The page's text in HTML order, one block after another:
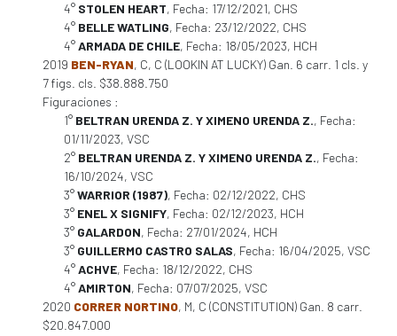
4° STOLEN HEART, Fecha: 17/12/2021, CHS
4° BELLE WATLING, Fecha: 23/12/2022, CHS
4°ARMADA DE CHILE, Fecha: 18/05/2023, HCH
2019 BEN-RYAN, C, C (LOOKIN AT LUCKY) Gan. 6 carr. 1 cls. y
7 figs. cls. $38.888.750
Figuraciones :
1° BELTRAN URENDA Z. Y XIMENO URENDA Z., Fecha:
01/11/2023, VSC
2° BELTRAN URENDA Z. Y XIMENO URENDA Z., Fecha:
16/10/2024, VSC
3°WARRIOR (1987), Fecha: 02/12/2022, CHS
3° ENEL X SIGNIFY, Fecha: 02/12/2023, HCH
3° GALARDON, Fecha: 27/01/2024, HCH
3° GUILLERMO CASTRO SALAS, Fecha: 16/04/2025, VSC
4°ACHVE, Fecha: 18/12/2022, CHS
4°AMIRTON, Fecha: 07/07/2025, VSC
2020 CORRER NORTINO, M, C (CONSTITUTION) Gan. 8 carr.
$20.847.000